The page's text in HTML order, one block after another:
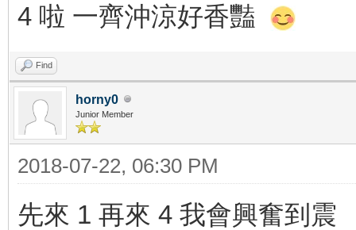
4 啦 一齊沖涼好香豔
Find
horny0
Junior Member
2018-07-22, 06:30 PM
先來 1 再來 4 我會興奮到震